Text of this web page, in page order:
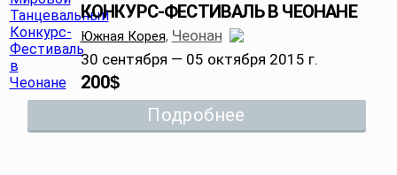
КОНКУРС-ФЕСТИВАЛЬ В ЧЕОНАНЕ
Южная Корея, Чеонан
30 сентября — 05 октября 2015 г.
200$
Подробнее